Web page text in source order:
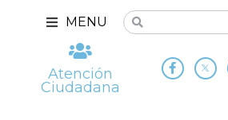
MENU
Atención
Ciudadana